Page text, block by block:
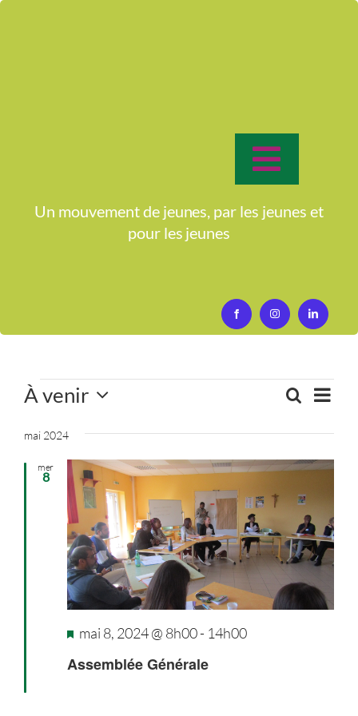
Toggle
Accueil
Un mouvement de jeunes, par les jeunes et
pour les jeunes
Évènements
et
vues
vues
Liste
À venir
une
date.
mai 2024
mer
8
Assemblée Générale
Mis
avant
mai 8, 2024 @ 8h00- 14h00